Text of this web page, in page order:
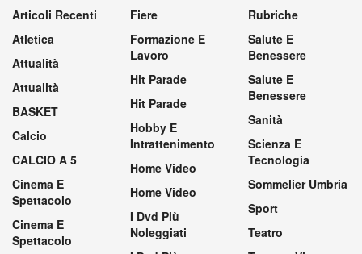
Articoli Recenti
Atletica
Attualità
Attualità
BASKET
Calcio
CALCIO A 5
Cinema E
Spettacolo
Cinema E
Spettacolo
Fiere
Formazione E
Lavoro
Hit Parade
Hit Parade
Hobby E
Intrattenimento
Home Video
Home Video
I Dvd Più
Noleggiati
Rubriche
Salute E
Benessere
Salute E
Benessere
Sanità
Scienza E
Tecnologia
Sommelier Umbria
Sport
Teatro